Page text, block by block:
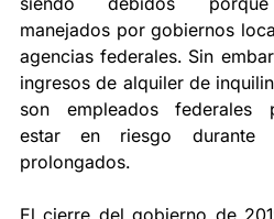
manejados por gobiernos
agencias federales. Sin
ingresos de alquiler de
son empleados federales
estar en riesgo durante
prolongados.
El cierre del gobierno de